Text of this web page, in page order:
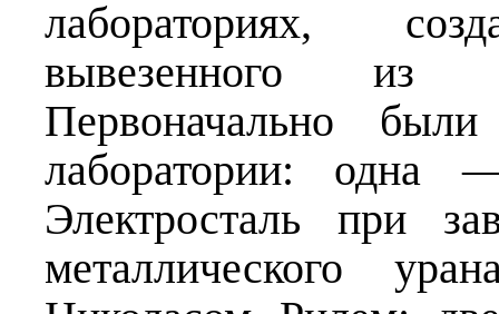
лабораториях,
вывезенного из
Первоначально
лаборатории: одна
Электросталь при
металлического